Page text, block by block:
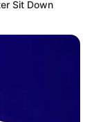
Sit Down